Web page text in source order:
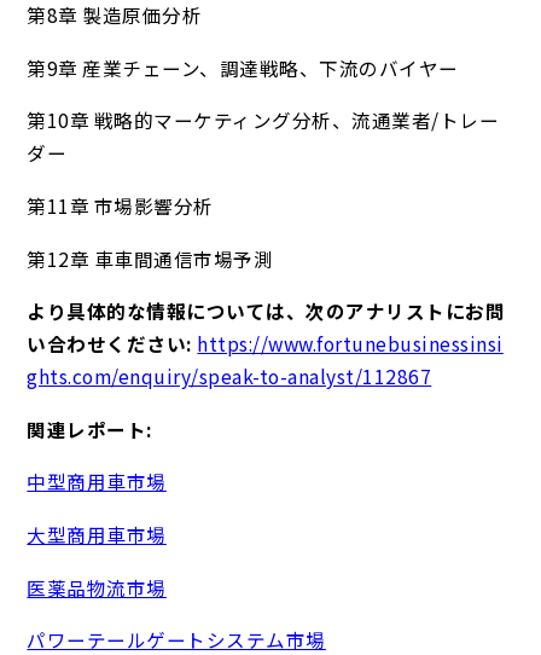
第8章 製造原価分析
第9章 産業チェーン、調達戦略、下流のバイヤー
第10章 戦略的マーケティング分析、流通業者/トレー
ダー
第11章 市場影響分析
第12章 車車間通信市場予測
より具体的な情報については、次のアナリストにお問
い合わせください: https://www.fortunebusinessinsi
ghts.com/enquiry/speak-to-analyst/112867
関連レポート:
中型商用車市場
大型商用車市場
医薬品物流市場
パワーテールゲートシステム市場